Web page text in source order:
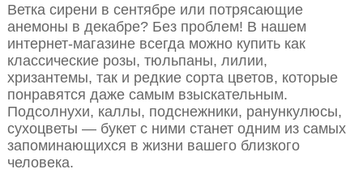
Ветка сирени в сентябре или потрясающие
анемоны в декабре? Без проблем! В нашем
интернет-магазине всегда можно купить как
классические розы, тюльпаны, лилии,
хризантемы, так и редкие сорта цветов, которые
понравятся даже самым взыскательным.
Подсолнухи, каллы, подснежники, ранункулюсы,
сухоцветы — букет с ними станет одним из самых
запоминающихся в жизни вашего близкого
человека.